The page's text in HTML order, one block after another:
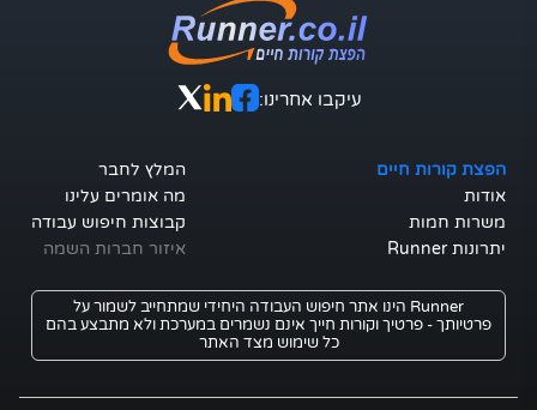
עיקבו אחרינו:
הפצת קורות חיים
אודות
משרות חמות
יתרונות Runner
המלץ לחבר
מה אומרים עלינו
קבוצות חיפוש עבודה
איזור חברות השמה
Runner הינו אתר חיפוש העבודה היחידי שמתחייב לשמור על
פרטיותך - פרטיך וקורות חייך אינם נשמרים במערכת ולא מתבצע בהם
כל שימוש מצד האתר